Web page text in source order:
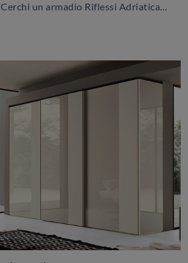
Cerchi un armadio Riflessi Adriatica? Clicca subito! Gli armadi a muro con ante scorrevoli ti attendono.